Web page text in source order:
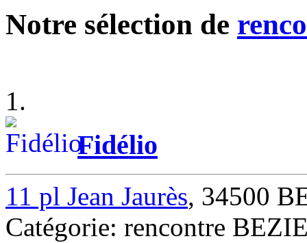
Notre sélection de
1.
Fidélio
11 pl Jean Jaurès, 34500
Catégorie: rencontre